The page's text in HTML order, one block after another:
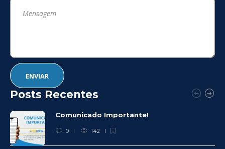
Posts Recentes
Comunicado Importante!
0 142